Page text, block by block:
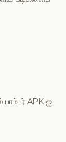
பாம்பர் APK-ஐ